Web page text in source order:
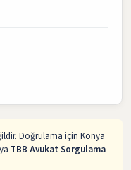
Doğrulama için Konya
TBB Avukat Sorgulama